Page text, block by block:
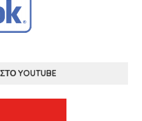
YOUTUBE